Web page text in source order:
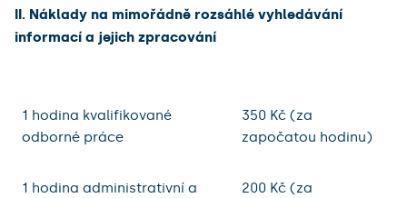
II. Náklady na mimořádně rozsáhlé vyhledávání
informací a jejich zpracování
1 hodina kvalifikované
odborné práce
350 Kč (za
započatou hodinu)
1 hodina administrativní a
200 Kč (za